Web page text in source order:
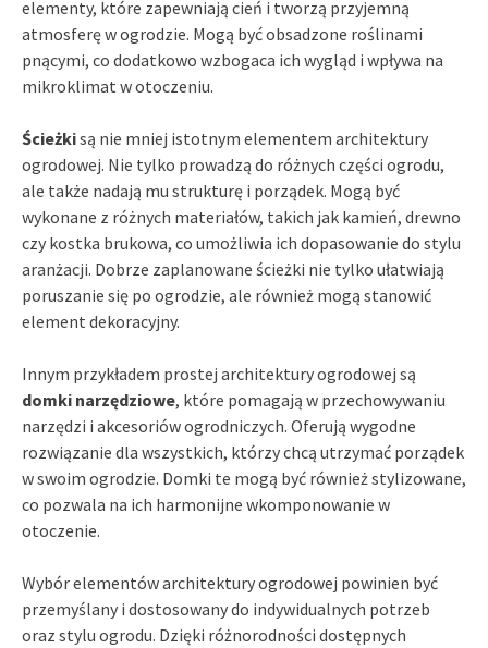
elementy, które zapewniają cień i tworzą przyjemną
atmosferę w ogrodzie. Mogą być obsadzone roślinami
pnącymi, co dodatkowo wzbogaca ich wygląd i wpływa na
mikroklimat w otoczeniu.
Ścieżkisą nie mniej istotnym elementem architektury
ogrodowej. Nie tylko prowadzą do różnych części ogrodu,
ale także nadają mu strukturę i porządek. Mogą być
wykonane z różnych materiałów, takich jak kamień, drewno
czy kostka brukowa, co umożliwia ich dopasowanie do stylu
aranżacji. Dobrze zaplanowane ścieżki nie tylko ułatwiają
poruszanie się po ogrodzie, ale również mogą stanowić
element dekoracyjny.
Innym przykładem prostej architektury ogrodowej są
domki narzędziowe, które pomagają w przechowywaniu
narzędzi i akcesoriów ogrodniczych. Oferują wygodne
rozwiązanie dla wszystkich, którzy chcą utrzymać porządek
w swoim ogrodzie. Domki te mogą być również stylizowane,
co pozwala na ich harmonijne wkomponowanie w
otoczenie.
Wybór elementów architektury ogrodowej powinien być
przemyślany i dostosowany do indywidualnych potrzeb
oraz stylu ogrodu. Dzięki różnorodności dostępnych